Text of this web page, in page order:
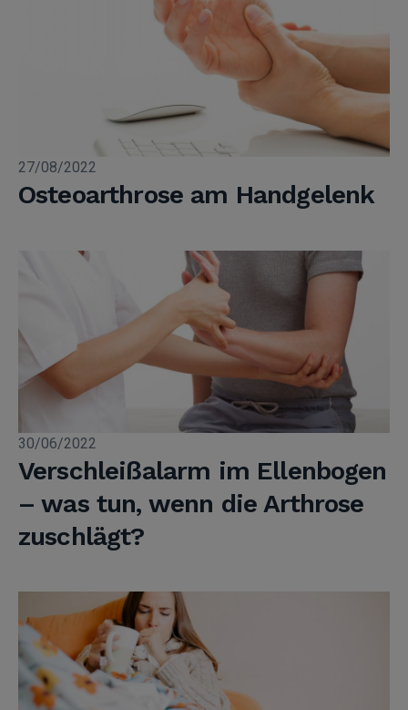
27/08/2022
Osteoarthrose am Handgelenk
30/06/2022
Verschleißalarm im Ellenbogen
– was tun, wenn die Arthrose
zuschlägt?